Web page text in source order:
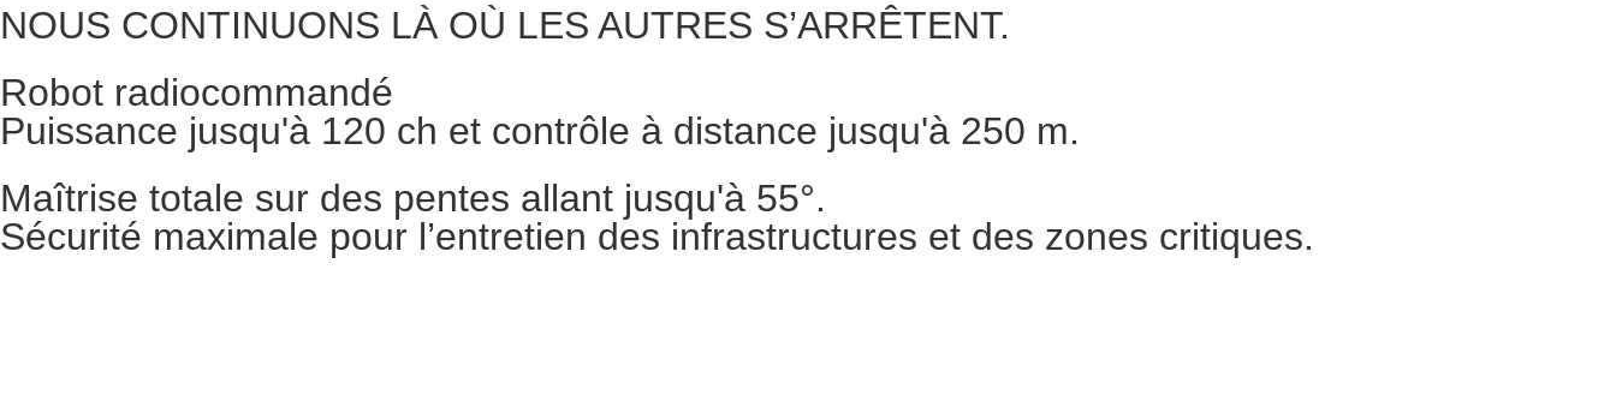
NOUS CONTINUONS LÀ OÙ LES AUTRES S’ARRÊTENT.
Robot radiocommandé
Puissance jusqu'à 120 ch et contrôle à distance jusqu'à 250 m.
Maîtrise totale sur des pentes allant jusqu'à 55°.
Sécurité maximale pour l’entretien des infrastructures et des zones critiques.